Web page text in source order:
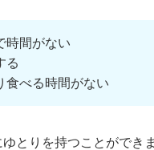
時間がない
る
食べる時間がない
とり を持つことができ